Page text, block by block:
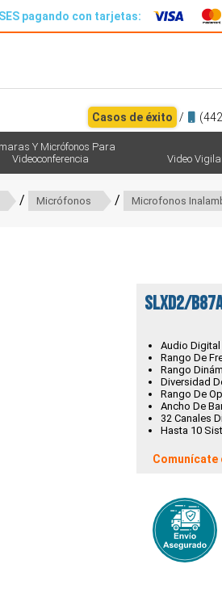
pagando con tarjetas:
Casos de éxito /
Y Micrófonos Para
Videoconferencia
Video
/ Micrófonos / Microfonos
SLXD2/
Audio Digital
Rango De
Rango
Diversidad
Rango De
Ancho De
32 Canales
Hasta 10
Comunícate